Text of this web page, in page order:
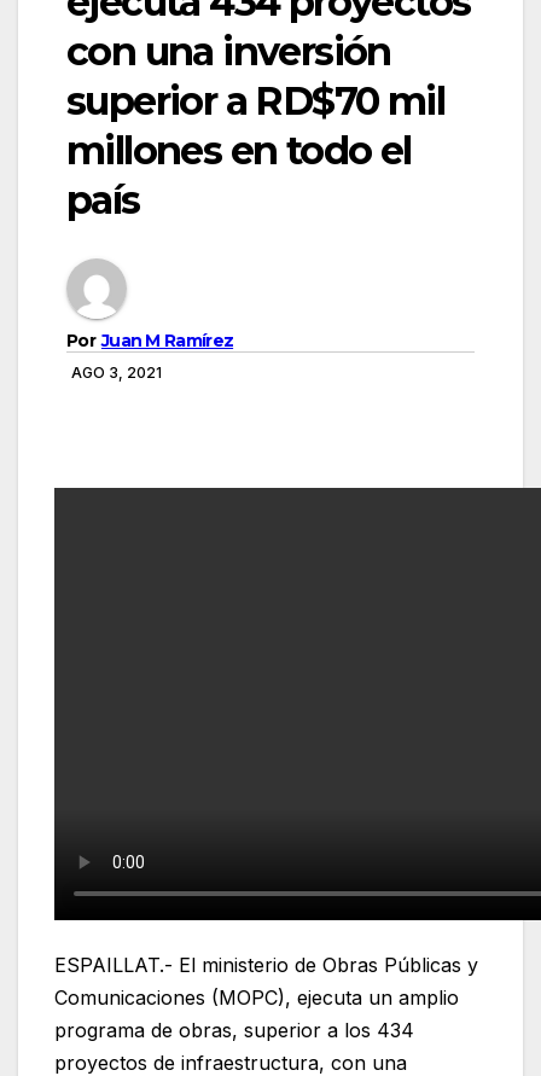
con una inversión
superior a RD$70 mil
millones en todo el
país
Por Juan M Ramírez
AGO 3, 2021
ESPAILLAT.- El ministerio de Obras Públicas y
Comunicaciones (MOPC), ejecuta un amplio
programa de obras, superior a los 434
proyectos de infraestructura, con una